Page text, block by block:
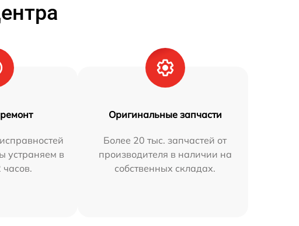
устраняем в
часов.
Оригинальные запчасти
Более 20 тыс. запчастей от
производителя в наличии на
собственных складах.